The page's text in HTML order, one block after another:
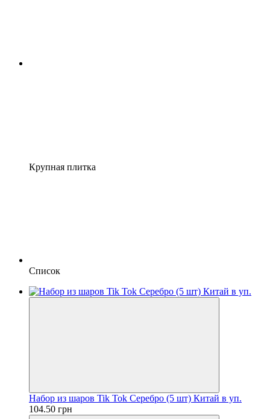
Крупная плитка
Список
Набор из шаров Tik Tok Серебро (5 шт) Китай в уп.
104.50 грн